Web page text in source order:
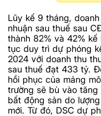
Lũy kế 9 tháng,
nhuận sau thuế sau
thành 82% và 42% kế
tục duy trì dự phóng
2024 với doanh thu
sau thuế đạt 433 tỷ.
hồi phục của mảng
trường sẽ bù vào
bất động sản do
mới. Từ đó, DSC dự